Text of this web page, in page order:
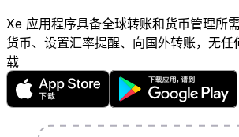
Xe 应用程序具备全球转账和货币管理所
货币、设置汇率提醒、向国外转账，无任
载